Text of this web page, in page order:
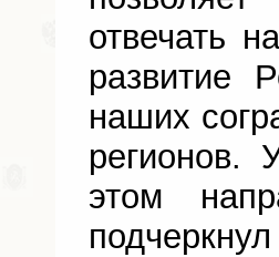
отвечать
развитие
наших
регионов.
этом